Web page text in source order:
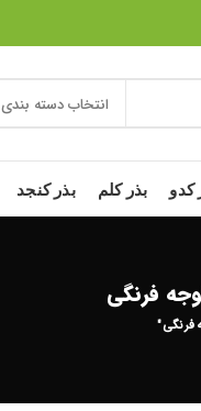
انتخاب دسته بندی
کدو بذر کلم بذر کنجد
فرنگی
فرنگی"